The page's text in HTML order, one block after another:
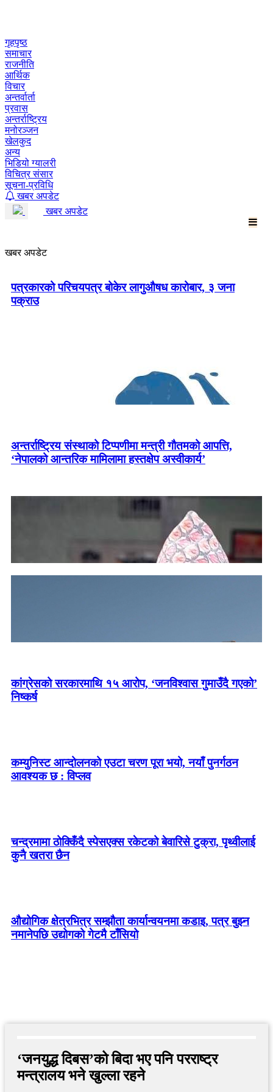
गृहपृष्ठ
समाचार
राजनीति
आर्थिक
विचार
अन्तर्वार्ता
प्रवास
अन्तर्राष्ट्रिय
मनोरञ्जन
खेलकुद
अन्य
भिडियो ग्यालरी
विचित्र संसार
सूचना-प्रविधि
खबर अपडेट
खबर अपडेट
खबर अपडेट
पत्रकारको परिचयपत्र बोकेर लागुऔषध कारोबार, ३ जना
पक्राउ
गर्न अदालतको आदेश
अन्तर्राष्ट्रिय संस्थाको टिप्पणीमा मन्त्री गौतमको आपत्ति,
‘नेपालको आन्तरिक मामिलामा हस्तक्षेप अस्वीकार्य’
कांग्रेसको सरकारमाथि १५ आरोप, ‘जनविश्वास गुमाउँदै गएको’
निष्कर्ष
कम्युनिस्ट आन्दोलनको एउटा चरण पूरा भयो, नयाँ पुनर्गठन
आवश्यक छ : विप्लव
चन्द्रमामा ठोक्किँदै स्पेसएक्स रकेटको बेवारिसे टुक्रा, पृथ्वीलाई
कुनै खतरा छैन
औद्योगिक क्षेत्रभित्र सम्झौता कार्यान्वयनमा कडाइ, पत्र बुझ्न
नमानेपछि उद्योगको गेटमै टाँसियो
‘जनयुद्ध दिबस’को बिदा भए पनि परराष्ट्र
मन्त्रालय भने खुल्ला रहने